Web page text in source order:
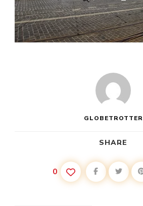
GLOBETROTTER
SHARE
0